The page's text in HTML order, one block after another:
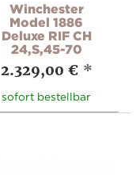
Winchester
Model 1886
Deluxe RIF CH
24,S,45-70
2.329,00 € *
sofort bestellbar